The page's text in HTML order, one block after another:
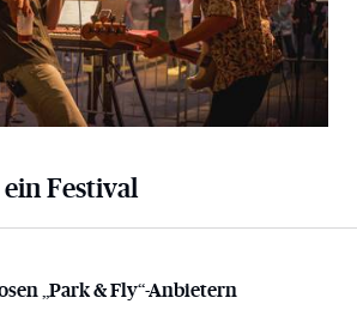
Festival
„Park & Fly“-Anbietern
„Park & Fly“-Anbietern